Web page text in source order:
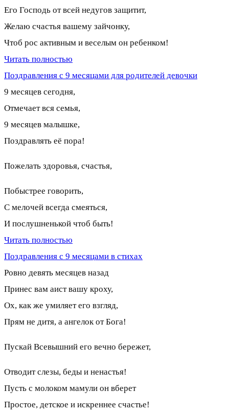
Его Господь от всей недугов защитит,
Желаю счастья вашему зайчонку,
Чтоб рос активным и веселым он ребенком!
Читать полностью
Поздравления с 9 месяцами для родителей девочки
9 месяцев сегодня,
Отмечает вся семья,
9 месяцев малышке,
Поздравлять её пора!
Пожелать здоровья, счастья,
Побыстрее говорить,
С мелочей всегда смеяться,
И послушненькой чтоб быть!
Читать полностью
Поздравления с 9 месяцами в стихах
Ровно девять месяцев назад
Принес вам аист вашу кроху,
Ох, как же умиляет его взгляд,
Прям не дитя, а ангелок от Бога!
Пускай Всевышний его вечно бережет,
Отводит слезы, беды и ненастья!
Пусть с молоком мамули он вберет
Простое, детское и искреннее счастье!